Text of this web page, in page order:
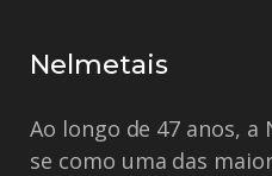
Nelmetais
Ao longo de 47 anos,
se como uma das